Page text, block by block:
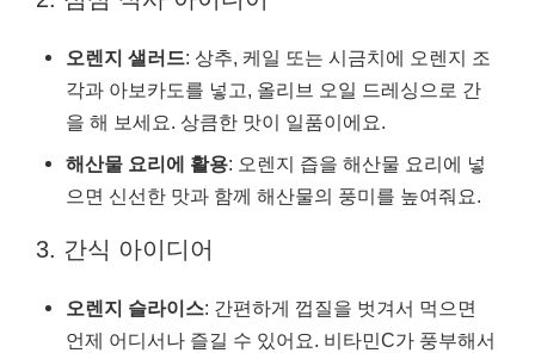
오렌지 샐러드: 상추, 케일 또는 시금치에 오렌지 조
각과 아보카도를 넣고, 올리브 오일 드레싱으로 간
을 해 보세요. 상큼한 맛이 일품이에요.
해산물 요리에 활용: 오렌지 즙을 해산물 요리에 넣
으면 신선한 맛과 함께 해산물의 풍미를 높여줘요.
3. 간식 아이디어
오렌지 슬라이스: 간편하게 껍질을 벗겨서 먹으면
언제 어디서나 즐길 수 있어요. 비타민C가 풍부해서